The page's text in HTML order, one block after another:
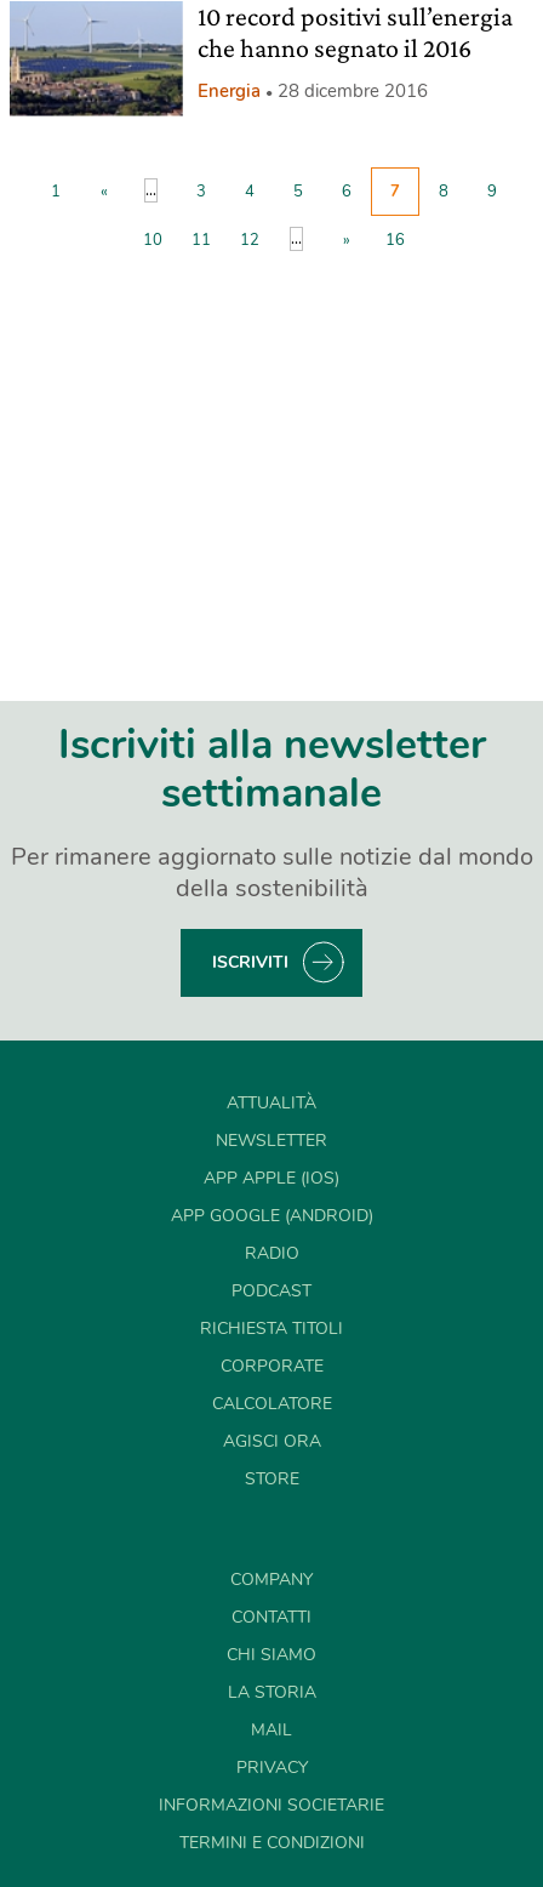
10 record positivi sull’energia
che hanno segnato il 2016
Energia 28 dicembre 2016
1 « ... 3 4 5 6 7 8 9
10 11 12 ... » 16
Iscriviti alla newsletter
settimanale
Per rimanere aggiornato sulle notizie dal mondo
della sostenibilità
ISCRIVITI
ATTUALITÀ
NEWSLETTER
APP APPLE (IOS)
APP GOOGLE (ANDROID)
RADIO
PODCAST
RICHIESTA TITOLI
CORPORATE
CALCOLATORE
AGISCI ORA
STORE
COMPANY
CONTATTI
CHI SIAMO
LA STORIA
MAIL
PRIVACY
INFORMAZIONI SOCIETARIE
TERMINI E CONDIZIONI